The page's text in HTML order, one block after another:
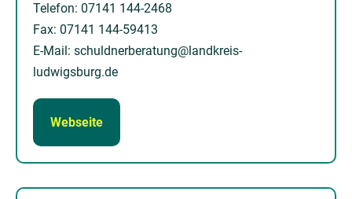
Telefon: 07141 144-2468
Fax: 07141 144-59413
E-Mail: schuldnerberatung@landkreis-
ludwigsburg.de
Webseite